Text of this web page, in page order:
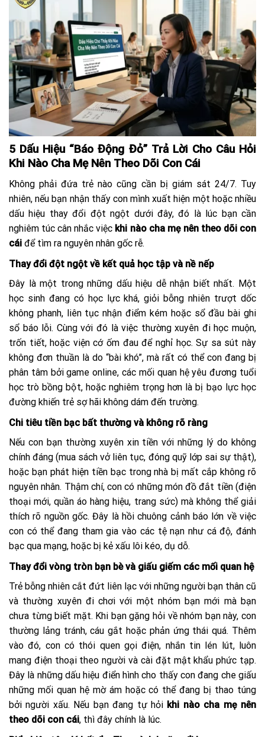
5 Dấu Hiệu “Báo Động Đỏ” Trả Lời Cho Câu Hỏi
Khi Nào Cha Mẹ Nên Theo Dõi Con Cái
Không phải đứa trẻ nào cũng cần bị giám sát 24/7. Tuy
nhiên, nếu bạn nhận thấy con mình xuất hiện một hoặc nhiều
dấu hiệu thay đổi đột ngột dưới đây, đó là lúc bạn cần
nghiêm túc cân nhắc việc khi nào cha mẹ nên theo dõi con
cái để tìm ra nguyên nhân gốc rễ.
Thay đổi đột ngột về kết quả học tập và nề nếp
Đây là một trong những dấu hiệu dễ nhận biết nhất. Một
học sinh đang có học lực khá, giỏi bỗng nhiên trượt dốc
không phanh, liên tục nhận điểm kém hoặc sổ đầu bài ghi
sổ báo lỗi. Cùng với đó là việc thường xuyên đi học muộn,
trốn tiết, hoặc viện cớ ốm đau để nghỉ học. Sự sa sút này
không đơn thuần là do “bài khó”, mà rất có thể con đang bị
phân tâm bởi game online, các mối quan hệ yêu đương tuổi
học trò bồng bột, hoặc nghiêm trọng hơn là bị bạo lực học
đường khiến trẻ sợ hãi không dám đến trường.
Chi tiêu tiền bạc bất thường và không rõ ràng
Nếu con bạn thường xuyên xin tiền với những lý do không
chính đáng (mua sách vở liên tục, đóng quỹ lớp sai sự thật),
hoặc bạn phát hiện tiền bạc trong nhà bị mất cắp không rõ
nguyên nhân. Thậm chí, con có những món đồ đắt tiền (điện
thoại mới, quần áo hàng hiệu, trang sức) mà không thể giải
thích rõ nguồn gốc. Đây là hồi chuông cảnh báo lớn về việc
con có thể đang tham gia vào các tệ nạn như cá độ, đánh
bạc qua mạng, hoặc bị kẻ xấu lôi kéo, dụ dỗ.
Thay đổi vòng tròn bạn bè và giấu giếm các mối quan hệ
Trẻ bỗng nhiên cắt đứt liên lạc với những người bạn thân cũ
và thường xuyên đi chơi với một nhóm bạn mới mà bạn
chưa từng biết mặt. Khi bạn gặng hỏi về nhóm bạn này, con
thường lảng tránh, cáu gắt hoặc phản ứng thái quá. Thêm
vào đó, con có thói quen gọi điện, nhắn tin lén lút, luôn
mang điện thoại theo người và cài đặt mật khẩu phức tạp.
Đây là những dấu hiệu điển hình cho thấy con đang che giấu
những mối quan hệ mờ ám hoặc có thể đang bị thao túng
bởi người xấu. Nếu bạn đang tự hỏi khi nào cha mẹ nên
theo dõi con cái, thì đây chính là lúc.